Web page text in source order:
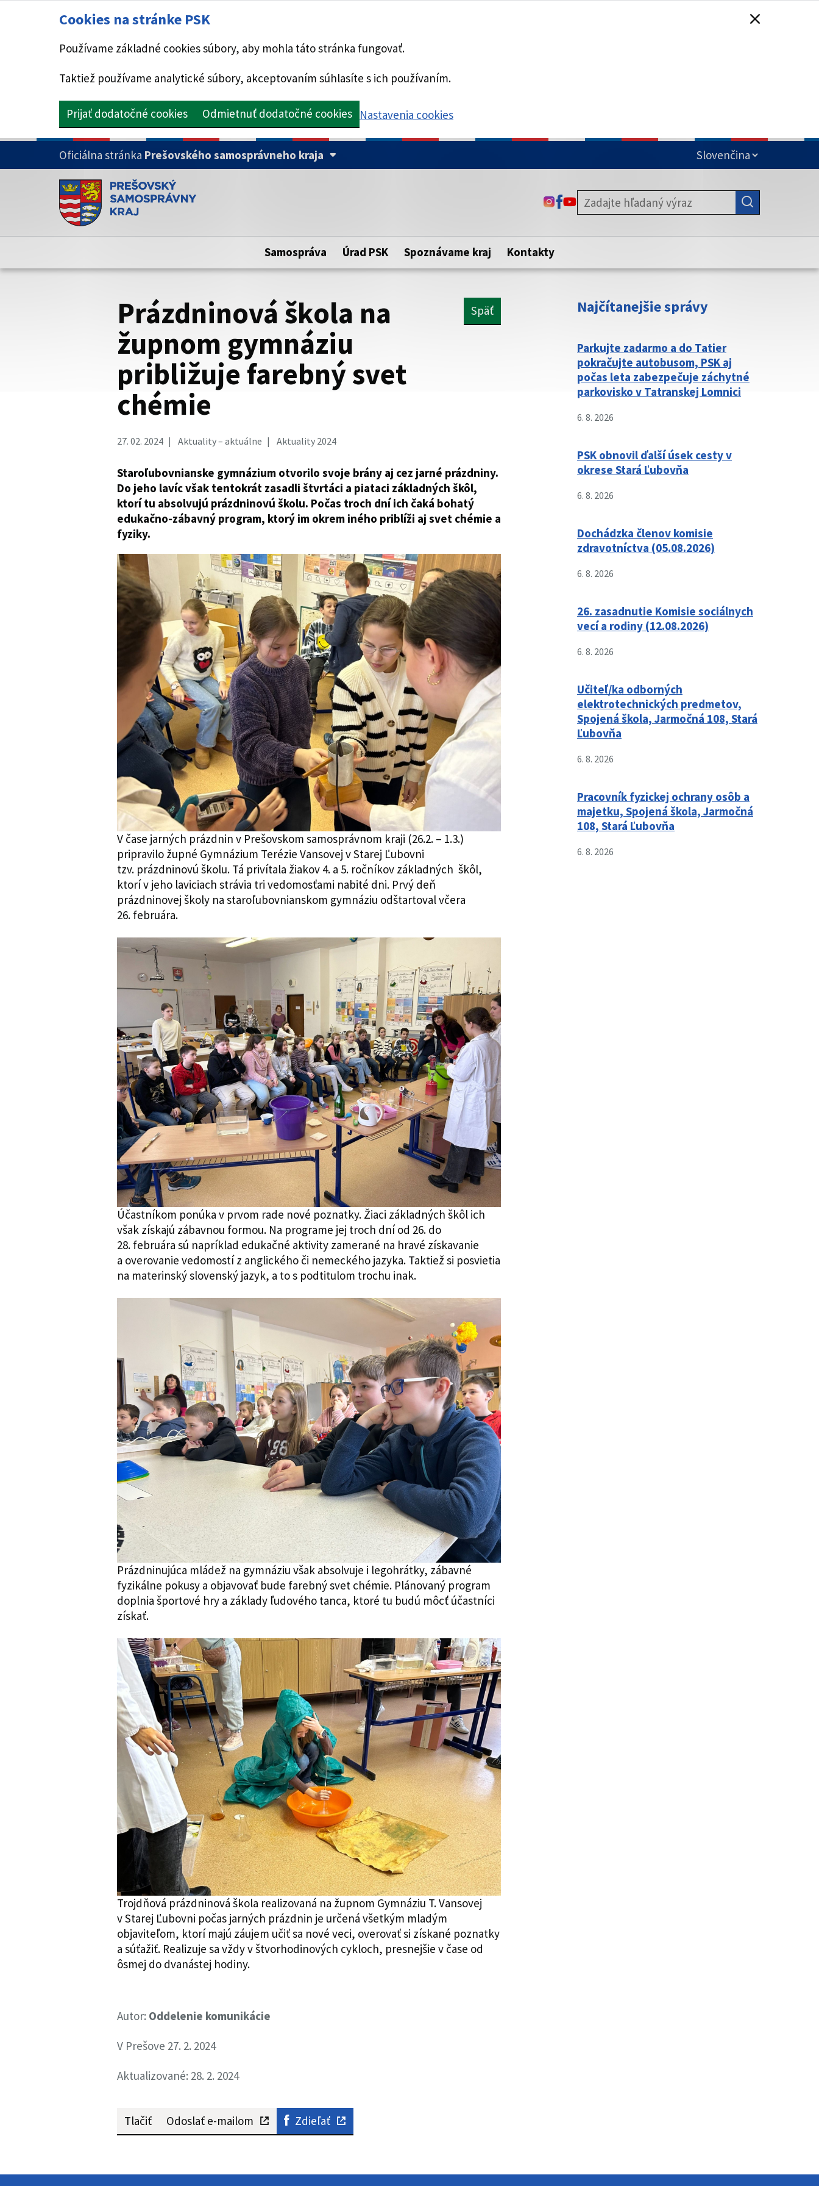
Cookies na stránke PSK
Používame základné cookies súbory, aby mohla táto stránka fungovať.
Taktiež používame analytické súbory, akceptovaním súhlasíte s ich používaním.
Prijať dodatočné cookies Odmietnuť dodatočné cookies Nastavenia cookies
PRESKOČIŤ NA HLAVNÝ OBSAH
Oficiálna stránka Prešovského samosprávneho kraja
Doména psk.sk je oficiálna
Toto je oficiálna webová stránka Prešovského samosprávneho kraja.
Táto stránka je zabezpečená
zabezpečenú webovú stránku. Zabezpečená stránka vždy začína
https:// pred názvom domény webového sídla.
ODKAZ SA OTVORÍ NA NOVEJ KARTE
ODKAZ SA OTVORÍ NA NOVEJ KARTE
ODKAZ SA OTVORÍ NA NOVEJ KARTE
Samospráva Úrad PSK Spoznávame kraj Kontakty
Prázdninová škola na
župnom gymnáziu
približuje farebný svet
chémie
Späť
27. 02. 2024 Aktuality – aktuálne Aktuality 2024
Staroľubovnianske gymnázium otvorilo svoje brány aj cez jarné prázdniny.
Do jeho lavíc však tentokrát zasadli štvrtáci a piataci základných škôl,
ktorí tu absolvujú prázdninovú školu. Počas troch dní ich čaká bohatý
edukačno-zábavný program, ktorý im okrem iného priblíži aj svet chémie a
fyziky.
V čase jarných prázdnin v Prešovskom samosprávnom kraji (26.2. – 1.3.)
pripravilo župné Gymnázium Terézie Vansovej v Starej Ľubovni
tzv. prázdninovú školu. Tá privítala žiakov 4. a 5. ročníkov základných škôl,
ktorí v jeho laviciach strávia tri vedomosťami nabité dni. Prvý deň
prázdninovej školy na staroľubovnianskom gymnáziu odštartoval včera
26. februára.
Účastníkom ponúka v prvom rade nové poznatky. Žiaci základných škôl ich
však získajú zábavnou formou. Na programe jej troch dní od 26. do
28. februára sú napríklad edukačné aktivity zamerané na hravé získavanie
a overovanie vedomostí z anglického či nemeckého jazyka. Taktiež si posvietia
na materinský slovenský jazyk, a to s podtitulom trochu inak.
Prázdninujúca mládež na gymnáziu však absolvuje i legohrátky, zábavné
fyzikálne pokusy a objavovať bude farebný svet chémie. Plánovaný program
doplnia športové hry a základy ľudového tanca, ktoré tu budú môcť účastníci
získať.
Trojdňová prázdninová škola realizovaná na župnom Gymnáziu T. Vansovej
v Starej Ľubovni počas jarných prázdnin je určená všetkým mladým
objaviteľom, ktorí majú záujem učiť sa nové veci, overovať si získané poznatky
a súťažiť. Realizuje sa vždy v štvorhodinových cykloch, presnejšie v čase od
ôsmej do dvanástej hodiny.
Autor: Oddelenie komunikácie
V Prešove 27. 2. 2024
Aktualizované: 28. 2. 2024
Tlačiť Odoslať e-mailom Zdieľať
Najčítanejšie správy
Parkujte zadarmo a do Tatier
pokračujte autobusom, PSK aj
počas leta zabezpečuje záchytné
parkovisko v Tatranskej Lomnici
6. 8. 2026
PSK obnovil ďalší úsek cesty v
okrese Stará Ľubovňa
6. 8. 2026
Dochádzka členov komisie
zdravotníctva (05.08.2026)
6. 8. 2026
26. zasadnutie Komisie sociálnych
vecí a rodiny (12.08.2026)
6. 8. 2026
Učiteľ/ka odborných
elektrotechnických predmetov,
Spojená škola, Jarmočná 108, Stará
Ľubovňa
6. 8. 2026
Pracovník fyzickej ochrany osôb a
majetku, Spojená škola, Jarmočná
108, Stará Ľubovňa
6. 8. 2026